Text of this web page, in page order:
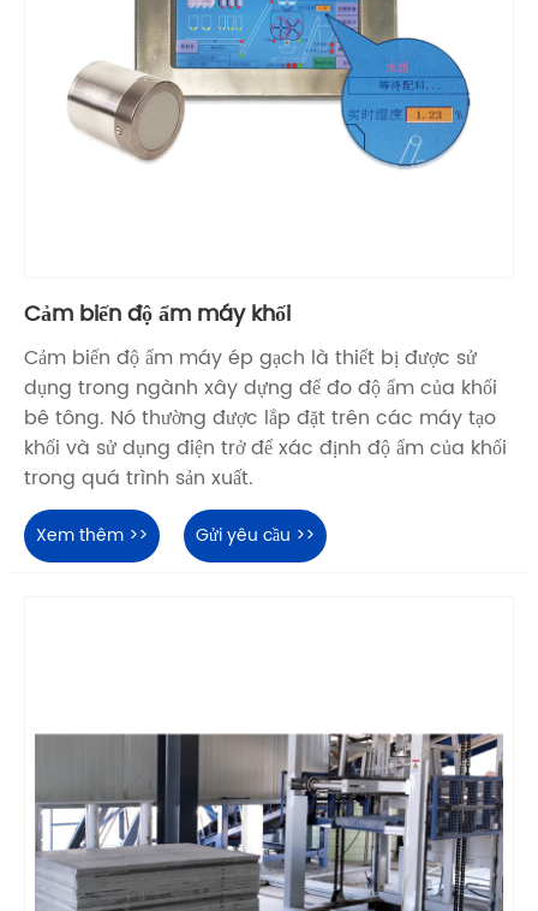
Cảm biến độ ẩm máy khối
Cảm biến độ ẩm máy ép gạch là thiết bị được sử
dụng trong ngành xây dựng để đo độ ẩm của khối
bê tông. Nó thường được lắp đặt trên các máy tạo
khối và sử dụng điện trở để xác định độ ẩm của khối
trong quá trình sản xuất.
Xem thêm >> Gửi yêu cầu >>